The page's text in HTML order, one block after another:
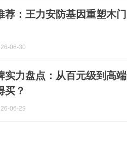
荐：王力安防基因重塑木门
06-30
实力盘点：从百元级到高端
买？
06-29